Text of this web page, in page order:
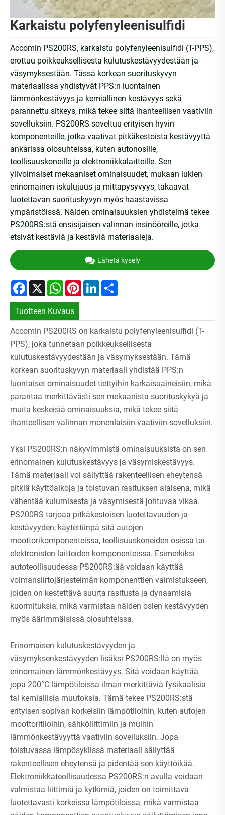
Karkaistu polyfenyleenisulfidi
Accomin PS200RS, karkaistu polyfenyleenisulfidi (T-PPS),
erottuu poikkeuksellisesta kulutuskestävyydestään ja
väsymyksestään. Tässä korkean suorituskyvyn
materiaalissa yhdistyvät PPS:n luontainen
lämmönkestävyys ja kemiallinen kestävyys sekä
parannettu sitkeys, mikä tekee siitä ihanteellisen vaativiin
sovelluksiin. PS200RS soveltuu erityisen hyvin
komponenteille, jotka vaativat pitkäkestoista kestävyyttä
ankarissa olosuhteissa, kuten autonosille,
teollisuuskoneille ja elektroniikkalaitteille. Sen
ylivoimaiset mekaaniset ominaisuudet, mukaan lukien
erinomainen iskulujuus ja mittapysyvyys, takaavat
luotettavan suorituskyvyn myös haastavissa
ympäristöissä. Näiden ominaisuuksien yhdistelmä tekee
PS200RS:stä ensisijaisen valinnan insinööreille, jotka
etsivät kestäviä ja kestäviä materiaaleja.
Lähetä kysely
Facebook
X WhatsApp
PinterestLinkedIn
Tuotteen Kuvaus
Accomin PS200RS on karkaistu polyfenyleenisulfidi (T-
PPS), joka tunnetaan poikkeuksellisesta
kulutuskestävyydestään ja väsymyksestään. Tämä
korkean suorituskyvyn materiaali yhdistää PPS:n
luontaiset ominaisuudet tiettyihin karkaisuaineisiin, mikä
parantaa merkittävästi sen mekaanista suorituskykyä ja
muita keskeisiä ominaisuuksia, mikä tekee siitä
ihanteellisen valinnan monenlaisiin vaativiin sovelluksiin.
Yksi PS200RS:n näkyvimmistä ominaisuuksista on sen
erinomainen kulutuskestävyys ja väsymiskestävyys.
Tämä materiaali voi säilyttää rakenteellisen eheytensä
pitkiä käyttöaikoja ja toistuvan rasituksen alaisena, mikä
vähentää kulumisesta ja väsymisestä johtuvaa vikaa.
PS200RS tarjoaa pitkäkestoisen luotettavuuden ja
kestävyyden, käytettiinpä sitä autojen
moottorikomponenteissa, teollisuuskoneiden osissa tai
elektronisten laitteiden komponenteissa. Esimerkiksi
autoteollisuudessa PS200RS:ää voidaan käyttää
voimansiirtojärjestelmän komponenttien valmistukseen,
joiden on kestettävä suurta rasitusta ja dynaamisia
kuormituksia, mikä varmistaa näiden osien kestävyyden
myös äärimmäisissä olosuhteissa.
Erinomaisen kulutuskestävyyden ja
väsymyksenkestävyyden lisäksi PS200RS:llä on myös
erinomainen lämmönkestävyys. Sitä voidaan käyttää
jopa 200°C lämpötiloissa ilman merkittäviä fysikaalisia
tai kemiallisia muutoksia. Tämä tekee PS200RS:stä
erityisen sopivan korkeisiin lämpötiloihin, kuten autojen
moottoritiloihin, sähköliittimiin ja muihin
lämmönkestävyyttä vaativiin sovelluksiin. Jopa
toistuvassa lämpösyklissä materiaali säilyttää
rakenteellisen eheytensä ja pidentää sen käyttöikää.
Elektroniikkateollisuudessa PS200RS:n avulla voidaan
valmistaa liittimiä ja kytkimiä, joiden on toimittava
luotettavasti korkeissa lämpötiloissa, mikä varmistaa